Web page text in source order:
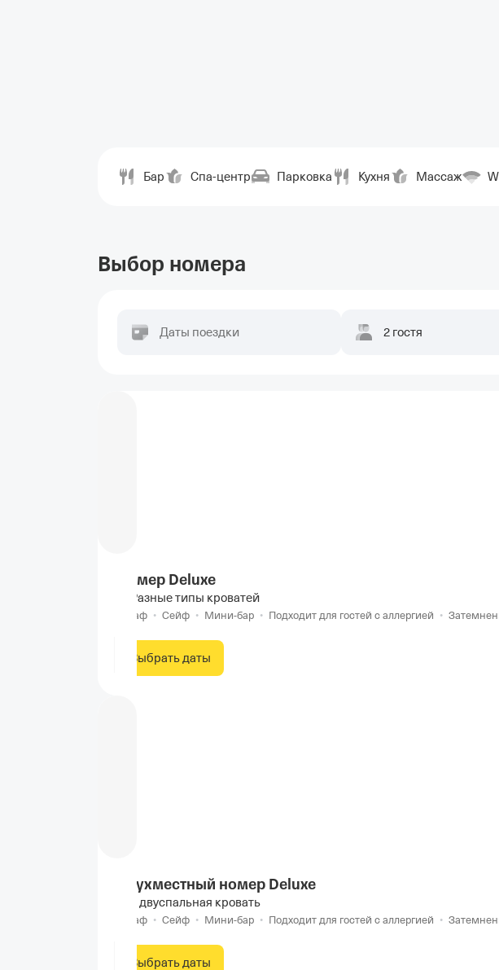
Бар Спа-центр Парковка Кухня Массаж
Выбор номера
Даты поездки 2 гостя
Номер Deluxe
Разные типы кроватей
Шкаф • Сейф • Мини-бар • Подходит для гостей с аллергией •
Выбрать даты
Двухместный номер Deluxe
1 двуспальная кровать
Шкаф • Сейф • Мини-бар • Подходит для гостей с аллергией •
Выбрать даты